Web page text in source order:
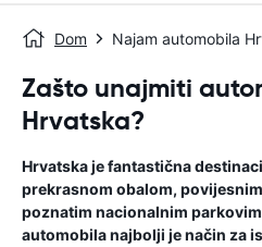
Dom Najam automobila
Zašto unajmiti
Hrvatska?
Hrvatska je fantastična
prekrasnom obalom,
poznatim nacionalnim
automobila najbolji je način za